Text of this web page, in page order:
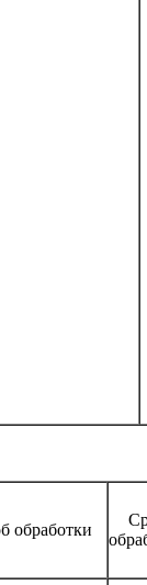
обработки